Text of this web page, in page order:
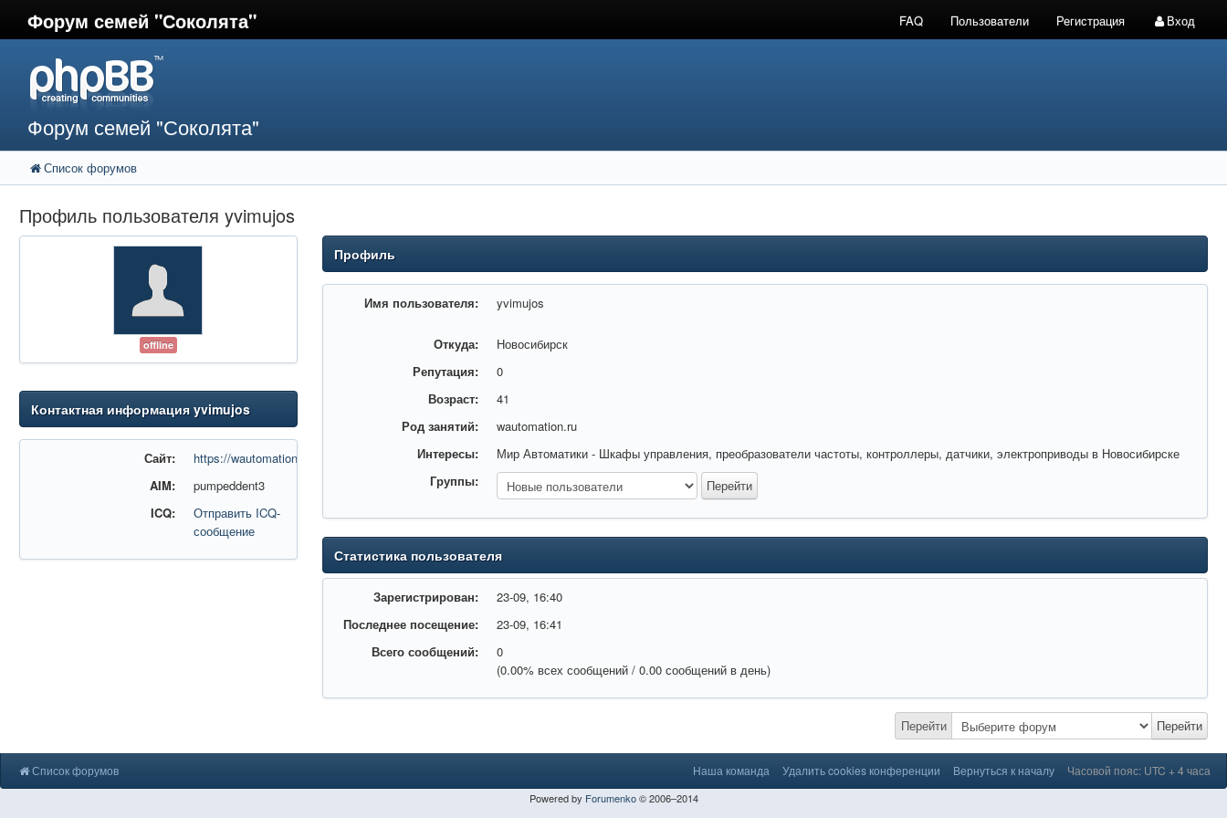
Форум семей "Соколята" FAQ Пользователи Регистрация Вход
Форум семей "Соколята"
Список форумов
Профиль пользователя yvimujos
offline
Контактная информация yvimujos
Сайт:
https://wautomation.ru/
AIM:
pumpeddent3
ICQ:
Отправить ICQ-
сообщение
Профиль
Имя пользователя: yvimujos
Откуда:
Новосибирск
Репутация:
0
Возраст:
41
Род занятий:
wautomation.ru
Интересы:
Мир Автоматики - Шкафы управления, преобразователи частоты, контроллеры, датчики, электроприводы в Новосибирске
Группы:
Статистика пользователя
Зарегистрирован:
23-09, 16:40
Последнее посещение:
23-09, 16:41
Всего сообщений:
0
(0.00% всех сообщений / 0.00 сообщений в день)
Перейти Перейти
Список форумов Наша команда Удалить cookies конференции Вернуться к началу Часовой пояс: UTC + 4 часа
Powered by Forumenko© 2006–2014